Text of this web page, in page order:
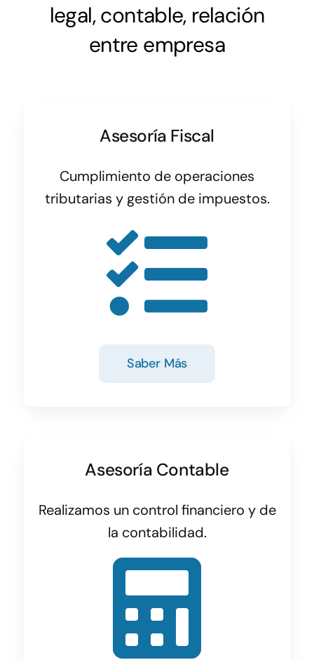
legal, contable, relación
entre empresa
Asesoría Fiscal
Cumplimiento de operaciones
tributarias y gestión de impuestos.
Saber Más
Asesoría Contable
Realizamos un control financiero y de
la contabilidad.